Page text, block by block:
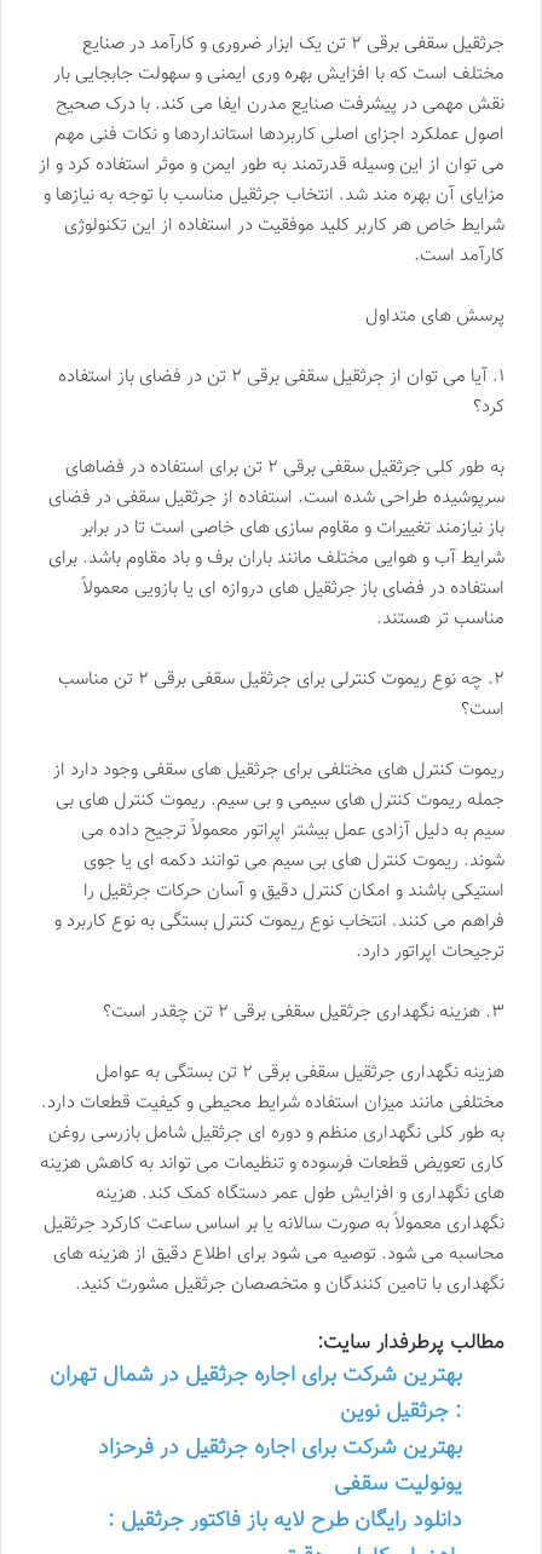
جرثقیل سقفی برقی ۲ تن یک ابزار ضروری و کارآمد در صنایع
مختلف است که با افزایش بهره وری ایمنی و سهولت جابجایی بار
نقش مهمی در پیشرفت صنایع مدرن ایفا می کند. با درک صحیح
اصول عملکرد اجزای اصلی کاربردها استانداردها و نکات فنی مهم
می توان از این وسیله قدرتمند به طور ایمن و موثر استفاده کرد و از
مزایای آن بهره مند شد. انتخاب جرثقیل مناسب با توجه به نیازها و
شرایط خاص هر کاربر کلید موفقیت در استفاده از این تکنولوژی
کارآمد است.
پرسش های متداول
۱. آیا می توان از جرثقیل سقفی برقی ۲ تن در فضای باز استفاده
کرد؟
به طور کلی جرثقیل سقفی برقی ۲ تن برای استفاده در فضاهای
سرپوشیده طراحی شده است. استفاده از جرثقیل سقفی در فضای
باز نیازمند تغییرات و مقاوم سازی های خاصی است تا در برابر
شرایط آب و هوایی مختلف مانند باران برف و باد مقاوم باشد. برای
استفاده در فضای باز جرثقیل های دروازه ای یا بازویی معمولاً
مناسب تر هستند.
۲. چه نوع ریموت کنترلی برای جرثقیل سقفی برقی ۲ تن مناسب
است؟
ریموت کنترل های مختلفی برای جرثقیل های سقفی وجود دارد از
جمله ریموت کنترل های سیمی و بی سیم. ریموت کنترل های بی
سیم به دلیل آزادی عمل بیشتر اپراتور معمولاً ترجیح داده می
شوند. ریموت کنترل های بی سیم می توانند دکمه ای یا جوی
استیکی باشند و امکان کنترل دقیق و آسان حرکات جرثقیل را
فراهم می کنند. انتخاب نوع ریموت کنترل بستگی به نوع کاربرد و
ترجیحات اپراتور دارد.
۳. هزینه نگهداری جرثقیل سقفی برقی ۲ تن چقدر است؟
هزینه نگهداری جرثقیل سقفی برقی ۲ تن بستگی به عوامل
مختلفی مانند میزان استفاده شرایط محیطی و کیفیت قطعات دارد.
به طور کلی نگهداری منظم و دوره ای جرثقیل شامل بازرسی روغن
کاری تعویض قطعات فرسوده و تنظیمات می تواند به کاهش هزینه
های نگهداری و افزایش طول عمر دستگاه کمک کند. هزینه
نگهداری معمولاً به صورت سالانه یا بر اساس ساعت کارکرد جرثقیل
محاسبه می شود. توصیه می شود برای اطلاع دقیق از هزینه های
نگهداری با تامین کنندگان و متخصصان جرثقیل مشورت کنید.
مطالب پرطرفدار سایت:
بهترین شرکت برای اجاره جرثقیل در شمال تهران
: جرثقیل نوین
بهترین شرکت برای اجاره جرثقیل در فرحزاد
یونولیت سقفی
دانلود رایگان طرح لایه باز فاکتور جرثقیل :